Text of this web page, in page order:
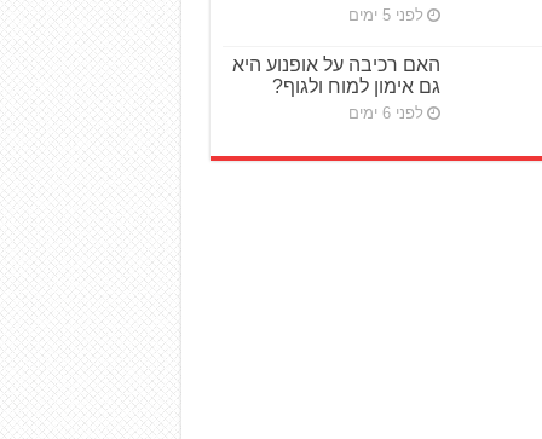
לפני 5 ימים
האם רכיבה על אופנוע היא
גם אימון למוח ולגוף?
לפני 6 ימים